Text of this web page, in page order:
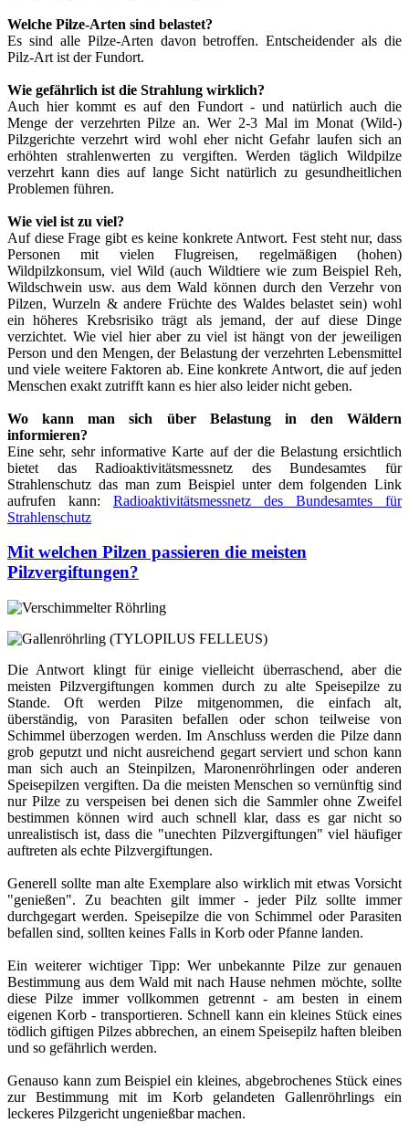
Welche Pilze-Arten sind belastet?
Es sind alle Pilze-Arten davon betroffen. Entscheidender als die
Pilz-Art ist der Fundort.
Wie gefährlich ist die Strahlung wirklich?
Auch hier kommt es auf den Fundort - und natürlich auch die
Menge der verzehrten Pilze an. Wer 2-3 Mal im Monat (Wild-)
Pilzgerichte verzehrt wird wohl eher nicht Gefahr laufen sich an
erhöhten strahlenwerten zu vergiften. Werden täglich Wildpilze
verzehrt kann dies auf lange Sicht natürlich zu gesundheitlichen
Problemen führen.
Wie viel ist zu viel?
Auf diese Frage gibt es keine konkrete Antwort. Fest steht nur, dass
Personen mit vielen Flugreisen, regelmäßigen (hohen)
Wildpilzkonsum, viel Wild (auch Wildtiere wie zum Beispiel Reh,
Wildschwein usw. aus dem Wald können durch den Verzehr von
Pilzen, Wurzeln & andere Früchte des Waldes belastet sein) wohl
ein höheres Krebsrisiko trägt als jemand, der auf diese Dinge
verzichtet. Wie viel hier aber zu viel ist hängt von der jeweiligen
Person und den Mengen, der Belastung der verzehrten Lebensmittel
und viele weitere Faktoren ab. Eine konkrete Antwort, die auf jeden
Menschen exakt zutrifft kann es hier also leider nicht geben.
Wo kann man sich über Belastung in den Wäldern
informieren?
Eine sehr, sehr informative Karte auf der die Belastung ersichtlich
bietet das Radioaktivitätsmessnetz des Bundesamtes für
Strahlenschutz das man zum Beispiel unter dem folgenden Link
aufrufen kann: Radioaktivitätsmessnetz des Bundesamtes für
Strahlenschutz
Mit welchen Pilzen passieren die meisten
Pilzvergiftungen?
Die Antwort klingt für einige vielleicht überraschend, aber die
meisten Pilzvergiftungen kommen durch zu alte Speisepilze zu
Stande. Oft werden Pilze mitgenommen, die einfach alt,
überständig, von Parasiten befallen oder schon teilweise von
Schimmel überzogen werden. Im Anschluss werden die Pilze dann
grob geputzt und nicht ausreichend gegart serviert und schon kann
man sich auch an Steinpilzen, Maronenröhrlingen oder anderen
Speisepilzen vergiften. Da die meisten Menschen so vernünftig sind
nur Pilze zu verspeisen bei denen sich die Sammler ohne Zweifel
bestimmen können wird auch schnell klar, dass es gar nicht so
unrealistisch ist, dass die "unechten Pilzvergiftungen" viel häufiger
auftreten als echte Pilzvergiftungen.
Generell sollte man alte Exemplare also wirklich mit etwas Vorsicht
"genießen". Zu beachten gilt immer - jeder Pilz sollte immer
durchgegart werden. Speisepilze die von Schimmel oder Parasiten
befallen sind, sollten keines Falls in Korb oder Pfanne landen.
Ein weiterer wichtiger Tipp: Wer unbekannte Pilze zur genauen
Bestimmung aus dem Wald mit nach Hause nehmen möchte, sollte
diese Pilze immer vollkommen getrennt - am besten in einem
eigenen Korb - transportieren. Schnell kann ein kleines Stück eines
tödlich giftigen Pilzes abbrechen, an einem Speisepilz haften bleiben
und so gefährlich werden.
Genauso kann zum Beispiel ein kleines, abgebrochenes Stück eines
zur Bestimmung mit im Korb gelandeten Gallenröhrlings ein
leckeres Pilzgericht ungenießbar machen.